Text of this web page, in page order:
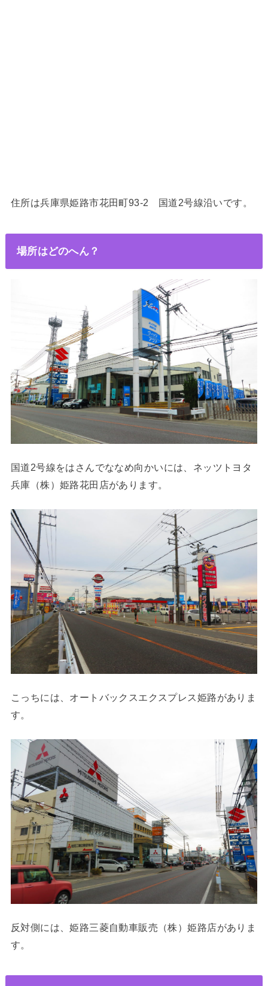
住所は兵庫県姫路市花田町93-2 国道2号線沿いです。
場所はどのへん？
国道2号線をはさんでななめ向かいには、ネッツトヨタ
兵庫（株）姫路花田店があります。
こっちには、オートバックスエクスプレス姫路がありま
す。
反対側には、姫路三菱自動車販売（株）姫路店がありま
す。